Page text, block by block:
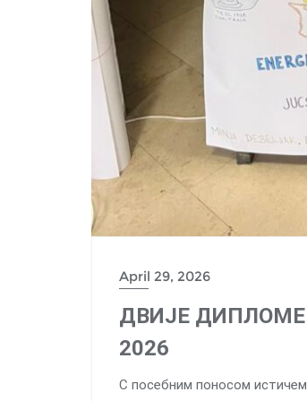
April 29, 2026
ДВИЈЕ
2026
С посебним поносом